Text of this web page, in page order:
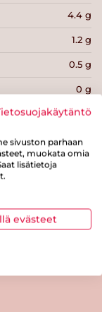
4.4 g
1.2 g
0.5 g
0 g
15 g
1.5 g
sivuston parhaan
muokata omia
lisätietoja
evästeet